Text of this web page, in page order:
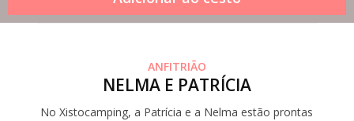
ANFITRIÃO
NELMA E PATRÍCIA
No Xistocamping, a Patrícia e a Nelma estão prontas